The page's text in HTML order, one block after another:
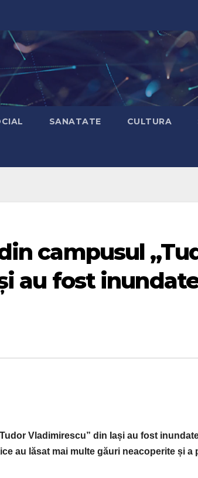
SANATATE CULTURA
campusul
au fost
Vladimirescu” din Iași au fost
au lăsat mai multe găuri neacoperite și a